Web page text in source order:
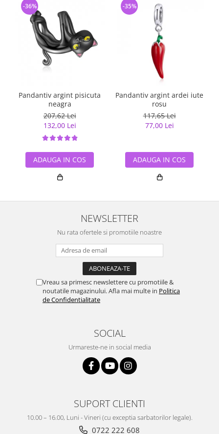
Pandantiv argint pisicuta
neagra
207,62 Lei
132,00 Lei
-36%
ADAUGA IN COS
Pandantiv argint ardei iute
rosu
117,65 Lei
77,00 Lei
-35%
ADAUGA IN COS
NEWSLETTER
Nu rata ofertele si promotiile noastre
Vreau sa primesc newslettere cu promotiile &
noutatile magazinului. Afla mai multe in Politica
de Confidentialitate
SOCIAL
Urmareste-ne in social media
SUPORT CLIENTI
10.00 – 16.00, Luni - Vineri (cu exceptia sarbatorilor legale).
0722 222 608